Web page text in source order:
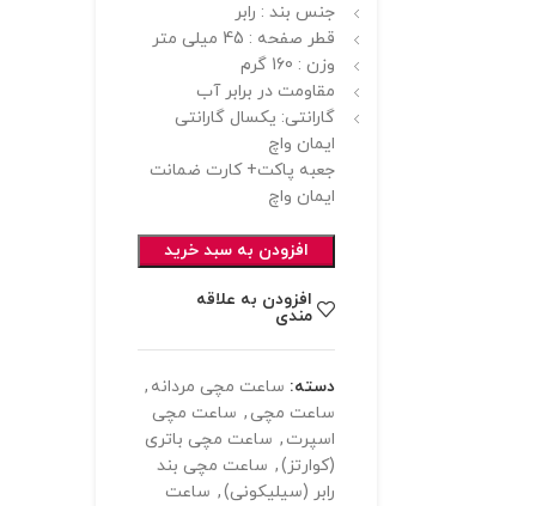
جنس بند : رابر
قطر صفحه : 45 میلی متر
وزن : 160 گرم
مقاومت در برابر آب
گارانتی: یکسال گارانتی
ایمان واچ
جعبه پاکت+ کارت ضمانت
ایمان واچ
افزودن به سبد خرید
افزودن به علاقه
مندی
دسته: ساعت مچی مردانه ,
ساعت مچی , ساعت مچی
اسپرت , ساعت مچی باتری
(کوارتز), ساعت مچی بند
رابر (سیلیکونی), ساعت